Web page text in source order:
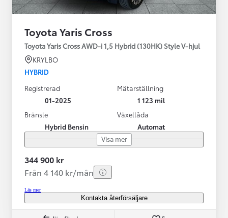
Toyota Yaris Cross
Toyota Yaris Cross AWD-i 1,5 Hybrid (130HK) Style V-hjul
KRYLBO
HYBRID
Registrerad
01-2025
Mätarställning
1 123 mil
Bränsle
Hybrid Bensin
Växellåda
Automat
Visa mer
344 900 kr
Från 4 140 kr/mån
Läs mer
Kontakta återförsäljare